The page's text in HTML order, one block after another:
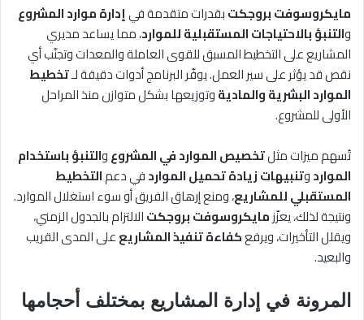
مايكروسوفت بروجكتبقدرات متقدمة فيإدارة موارد المشروع
والتنبؤ بالاحتياجات المستقبلية للموارد، مما يساعد مديري
المشاريع على التخطيط المسبق للقوى العاملة والمعدات وتجنّب أي
نقص قد يؤثر على سير العمل. يوفّر البرنامج أدوات دقيقة لـتخطيط
الموارد البشرية والماديةوتوزيعها بشكل متوازن منذ المراحل
الأولى للمشروع.
تُسهم ميزات مثلتخصيص الموارد في المشروعوالتنبؤ باستخدام
المواردوتنبيهات زيادة تحميل المواردفي دعمالتخطيط
المستقبلي للمشاريع، ومنع إرهاق الفريق أو سوء استغلال الموارد.
ونتيجة لذلك، يعزّزمايكروسوفت بروجكتالالتزام بالجدول الزمني،
ويقلل التأخيرات، ويرفعكفاءة تنفيذ المشاريععلى المدى القريب
والبعيد.
المرونة في إدارة المشاريع بمختلف أحجامها